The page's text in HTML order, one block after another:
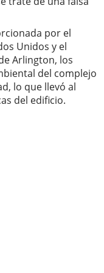
por el
Unidos y el
Arlington, los
del complejo
lo que llevó al
del edificio.